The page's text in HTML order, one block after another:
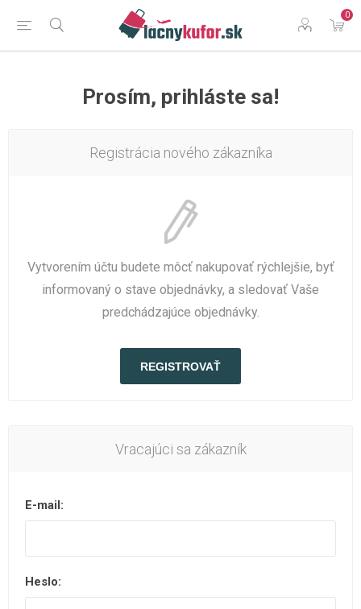
0
Prosím, prihláste sa!
Registrácia nového zákazníka
Vytvorením účtu budete môcť nakupovať rýchlejšie, byť
informovaný o stave objednávky, a sledovať Vaše
predchádzajúce objednávky.
Vracajúci sa zákazník
E-mail:
Heslo: